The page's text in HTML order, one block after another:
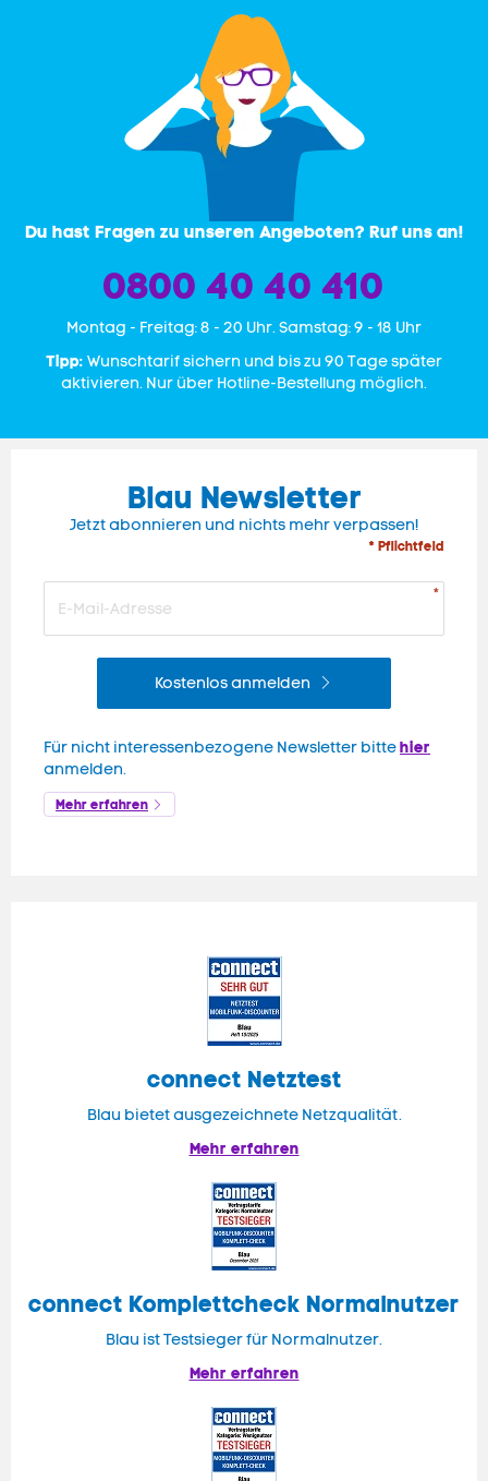
Du hast Fragen zu unseren Angeboten? Ruf uns an!
0800 40 40 410
Mon­tag - Freitag: 8 - 20 Uhr. Samstag: 9 - 18 Uhr
Tipp: Wunschtarif sichern und bis zu 90 Tage später
aktivieren. Nur über Hotline-Bestellung möglich.
Blau Newsletter
Jetzt abonnieren und nichts mehr verpassen!
* Pflichtfeld
Kostenlos anmelden
Für nicht interessenbezogene Newsletter bittehier
anmelden.
Mehr erfahren
connect Netztest
Blau bietet ausgezeichnete Netzqualität.
Mehr erfahren
connect Komplettcheck Normalnutzer
Blau ist Testsieger für Normalnutzer.
Mehr erfahren